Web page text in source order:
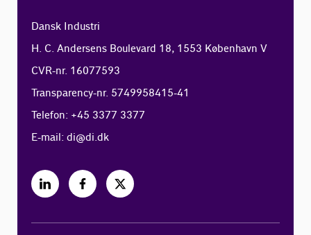
Dansk Industri
H. C. Andersens Boulevard 18, 1553 København V
CVR-nr. 16077593
Transparency-nr. 5749958415-41
Telefon: +45 3377 3377
E-mail:di@di.dk